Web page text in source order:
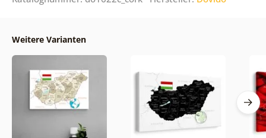
Weitere Varianten